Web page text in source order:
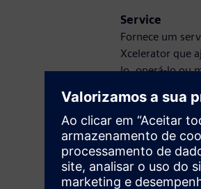
Service
Fornece um
Xcelerator que
lo, operá-lo ou